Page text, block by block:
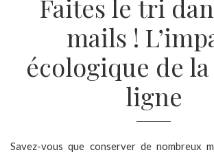
Faites le tri
mails !
écologique de
ligne
Savez-vous que conserver de nombreux